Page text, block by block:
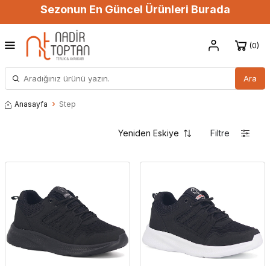
Sezonun En Güncel Ürünleri Burada
Ara
0
Anasayfa Step
Filtre